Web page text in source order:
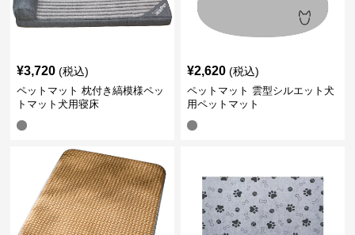
¥3,720 (税込)
ペットマット 枕付き縞模様ペッ
トマット犬用寝床
¥2,620 (税込)
ペットマット 雲型シルエット犬
用ペットマット